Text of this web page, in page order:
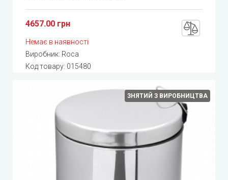
4657.00 грн
Немає в наявності
Виробник: Roca
Код товару: 015480
ЗНЯТИЙ З ВИРОБНИЦТВА